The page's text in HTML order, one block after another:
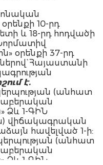
10-րդ
և 18-րդ հոդվածի
օրենքի 37-րդ
Հայաստանի
է.
(անհատ
Ձև 1-ԳԻՆ
վիճակագրական
հավելված 1-ի:
(անհատ
Ձև 1-ԳԻՆ